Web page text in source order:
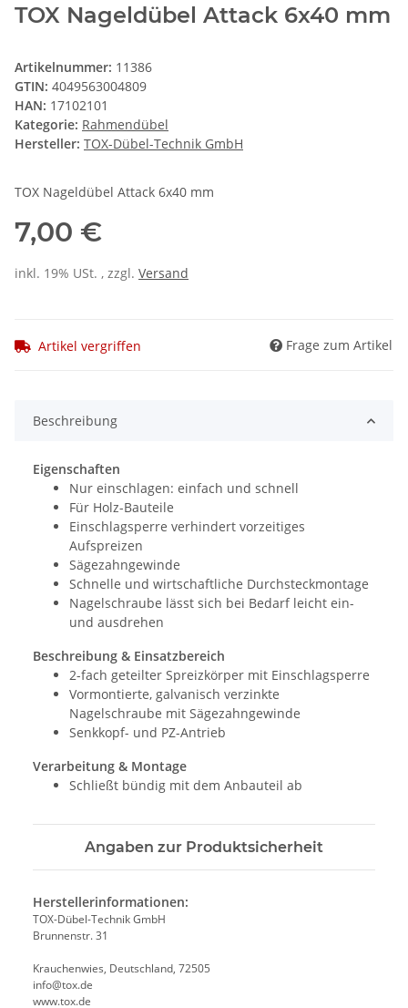
TOX Nageldübel Attack 6x40 mm
Artikelnummer: 11386
GTIN: 4049563004809
HAN: 17102101
Kategorie: Rahmendübel
Hersteller: TOX-Dübel-Technik GmbH
TOX Nageldübel Attack 6x40 mm
7,00 €
inkl. 19% USt. , zzgl. Versand
Artikel vergriffen Frage zum Artikel
Beschreibung
Eigenschaften
Nur einschlagen: einfach und schnell
Für Holz-Bauteile
Einschlagsperre verhindert vorzeitiges
Aufspreizen
Sägezahngewinde
Schnelle und wirtschaftliche Durchsteckmontage
Nagelschraube lässt sich bei Bedarf leicht ein-
und ausdrehen
Beschreibung & Einsatzbereich
2-fach geteilter Spreizkörper mit Einschlagsperre
Vormontierte, galvanisch verzinkte
Nagelschraube mit Sägezahngewinde
Senkkopf- und PZ-Antrieb
Verarbeitung & Montage
Schließt bündig mit dem Anbauteil ab
Angaben zur Produktsicherheit
Herstellerinformationen:
TOX-Dübel-Technik GmbH
Brunnenstr. 31
Krauchenwies, Deutschland, 72505
info@tox.de
www.tox.de